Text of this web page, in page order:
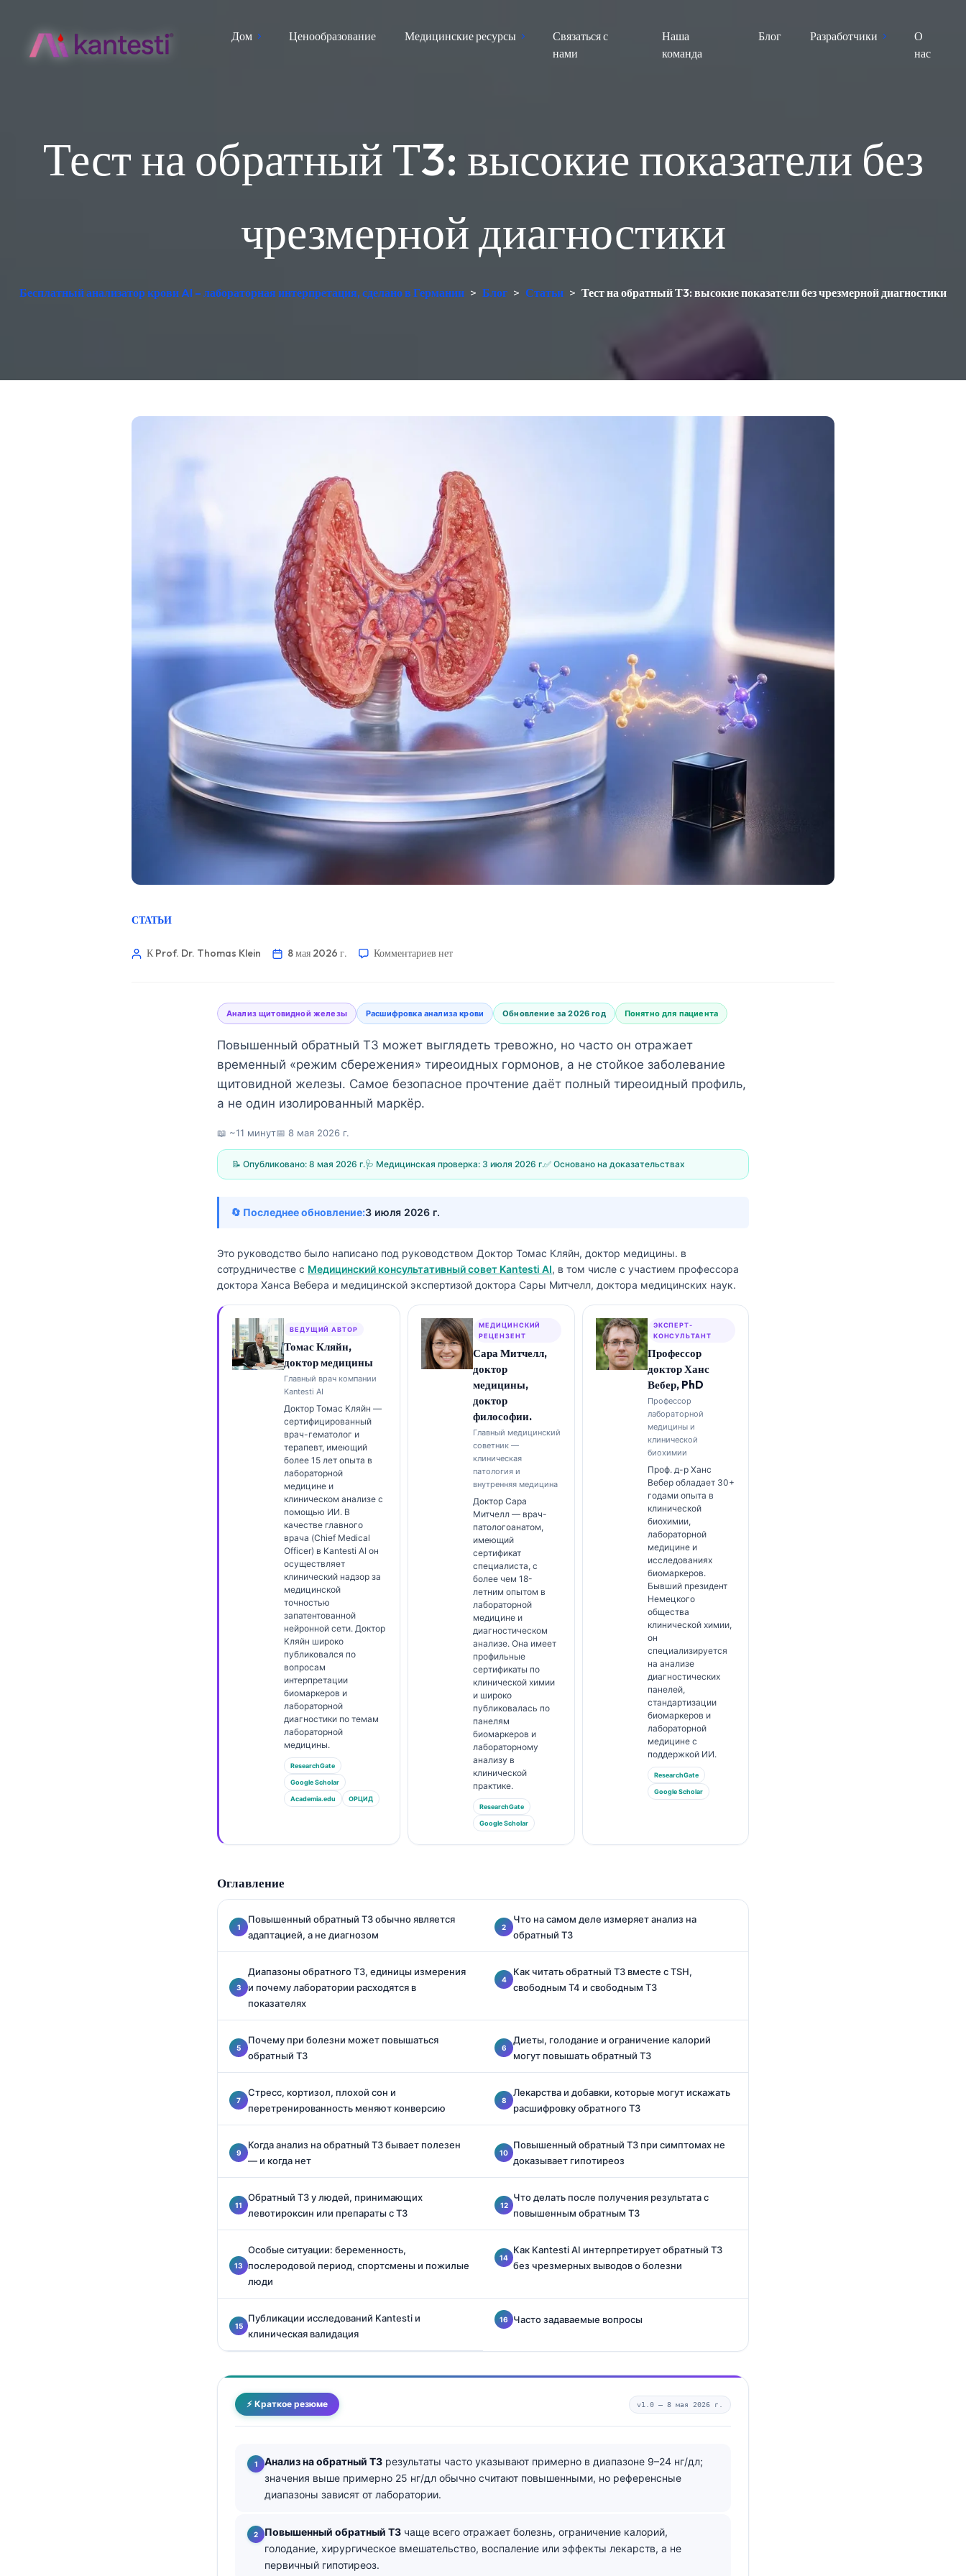
Дом Ценообразование Медицинские ресурсы
Связаться с
нами
Наша
команда
Блог Разработчики
О
нас
Тест на обратный Т3: высокие показатели без
чрезмерной диагностики
Бесплатный анализатор крови AI – лабораторная интерпретация, сделано в Германии > Блог > Статьи > Тест на обратный Т3: высокие показатели без чрезмерной диагностики
СТАТЬИ
К Prof. Dr. Thomas Klein 8 мая 2026 г. Комментариев нет
Анализ щитовидной железы Расшифровка анализа крови Обновление за 2026 год Понятно для пациента
Повышенный обратный T3 может выглядеть тревожно, но часто он отражает
временный «режим сбережения» тиреоидных гормонов, а не стойкое заболевание
щитовидной железы. Самое безопасное прочтение даёт полный тиреоидный профиль,
а не один изолированный маркёр.
📖 ~11 минут📅 8 мая 2026 г.
📝 Опубликовано: 8 мая 2026 г.🩺 Медицинская проверка: 3 июля 2026 г.✅ Основано на доказательствах
🔄 Последнее обновление:3 июля 2026 г.
Это руководство было написано под руководством Доктор Томас Кляйн, доктор медицины. в
сотрудничестве с Медицинский консультативный совет Kantesti AI, в том числе с участием профессора
доктора Ханса Вебера и медицинской экспертизой доктора Сары Митчелл, доктора медицинских наук.
ВЕДУЩИЙ АВТОР
Томас Кляйн,
доктор медицины
Главный врач компании
Kantesti AI
Доктор Томас Кляйн —
сертифицированный
врач-гематолог и
терапевт, имеющий
более 15 лет опыта в
лабораторной
медицине и
клиническом анализе с
помощью ИИ. В
качестве главного
врача (Chief Medical
Officer) в Kantesti AI он
осуществляет
клинический надзор за
медицинской
точностью
запатентованной
нейронной сети. Доктор
Кляйн широко
публиковался по
вопросам
интерпретации
биомаркеров и
лабораторной
диагностики по темам
лабораторной
медицины.
ResearchGate
Google Scholar
Academia.edu ОРЦИД
МЕДИЦИНСКИЙ
РЕЦЕНЗЕНТ
Сара Митчелл,
доктор
медицины,
доктор
философии.
Главный медицинский
советник —
клиническая
патология и
внутренняя медицина
Доктор Сара
Митчелл — врач-
патологоанатом,
имеющий
сертификат
специалиста, с
более чем 18-
летним опытом в
лабораторной
медицине и
диагностическом
анализе. Она имеет
профильные
сертификаты по
клинической химии
и широко
публиковалась по
панелям
биомаркеров и
лабораторному
анализу в
клинической
практике.
ResearchGate
Google Scholar
ЭКСПЕРТ-
КОНСУЛЬТАНТ
Профессор
доктор Ханс
Вебер, PhD
Профессор
лабораторной
медицины и
клинической
биохимии
Проф. д-р Ханс
Вебер обладает 30+
годами опыта в
клинической
биохимии,
лабораторной
медицине и
исследованиях
биомаркеров.
Бывший президент
Немецкого
общества
клинической химии,
он
специализируется
на анализе
диагностических
панелей,
стандартизации
биомаркеров и
лабораторной
медицине с
поддержкой ИИ.
ResearchGate
Google Scholar
Оглавление
Повышенный обратный T3 обычно является
адаптацией, а не диагнозом
Что на самом деле измеряет анализ на
обратный T3
Диапазоны обратного T3, единицы измерения
и почему лаборатории расходятся в
показателях
Как читать обратный T3 вместе с TSH,
свободным T4 и свободным T3
Почему при болезни может повышаться
обратный T3
Диеты, голодание и ограничение калорий
могут повышать обратный T3
Стресс, кортизол, плохой сон и
перетренированность меняют конверсию
Лекарства и добавки, которые могут искажать
расшифровку обратного T3
Когда анализ на обратный T3 бывает полезен
— и когда нет
Повышенный обратный T3 при симптомах не
доказывает гипотиреоз
Обратный T3 у людей, принимающих
левотироксин или препараты с T3
Что делать после получения результата с
повышенным обратным T3
Особые ситуации: беременность,
послеродовой период, спортсмены и пожилые
люди
Как Kantesti AI интерпретирует обратный T3
без чрезмерных выводов о болезни
Публикации исследований Kantesti и
клиническая валидация
Часто задаваемые вопросы
⚡ Краткое резюме v1.0 — 8 мая 2026 г.
Анализ на обратный T3 результаты часто указывают примерно в диапазоне 9–24 нг/дл;
значения выше примерно 25 нг/дл обычно считают повышенными, но референсные
диапазоны зависят от лаборатории.
Повышенный обратный T3 чаще всего отражает болезнь, ограничение калорий,
голодание, хирургическое вмешательство, воспаление или эффекты лекарств, а не
первичный гипотиреоз.